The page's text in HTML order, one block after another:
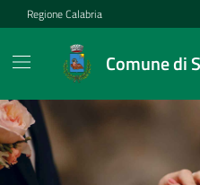
Vai ai contenuti
Vai al footer
Regione Calabria
Comune di